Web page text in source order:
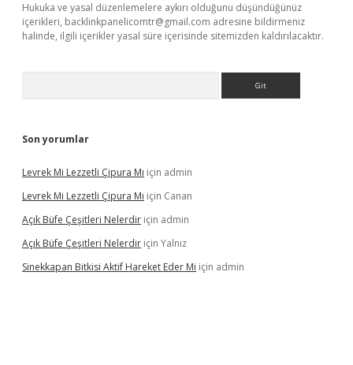
Hukuka ve yasal düzenlemelere aykırı olduğunu düşündüğünüz
içerikleri, backlinkpanelicomtr@gmail.com adresine bildirmeniz
halinde, ilgili içerikler yasal süre içerisinde sitemizden kaldırılacaktır.
Son yorumlar
Levrek Mi Lezzetli Çipura Mı için admin
Levrek Mi Lezzetli Çipura Mı için Canan
Açık Büfe Çeşitleri Nelerdir için admin
Açık Büfe Çeşitleri Nelerdir için Yalnız
Sinekkapan Bitkisi Aktif Hareket Eder Mi için admin